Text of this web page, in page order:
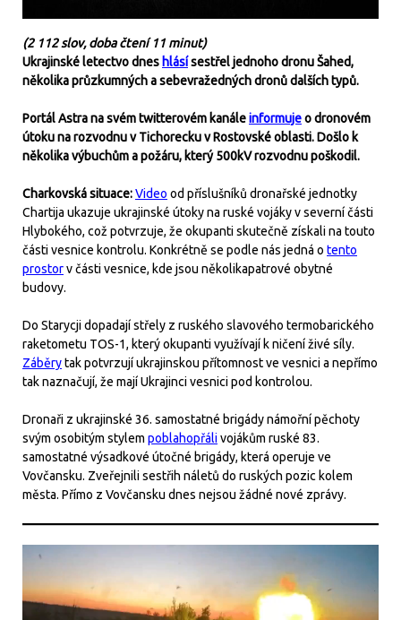
(2 112 slov, doba čtení 11 minut)
Ukrajinské letectvo dnes hlásísestřel jednoho dronu Šahed,
několika průzkumných a sebevražedných dronů dalších typů.
Portál Astra na svém twitterovém kanáleinformujeo dronovém
útoku na rozvodnu v Tichorecku v Rostovské oblasti. Došlo k
několika výbuchům a požáru, který 500kV rozvodnu poškodil.
Charkovská situace:Video od příslušníků dronařské jednotky
Chartija ukazuje ukrajinské útoky na ruské vojáky v severní části
Hlybokého, což potvrzuje, že okupanti skutečně získali na touto
části vesnice kontrolu. Konkrétně se podle nás jedná o tento
prostorv části vesnice, kde jsou několikapatrové obytné
budovy.
Do Starycji dopadají střely z ruského slavového termobarického
raketometu TOS-1, který okupanti využívají k ničení živé síly.
Záběrytak potvrzují ukrajinskou přítomnost ve vesnici a nepřímo
tak naznačují, že mají Ukrajinci vesnici pod kontrolou.
Dronaři z ukrajinské 36. samostatné brigády námořní pěchoty
svým osobitým stylem poblahopřálivojákům ruské 83.
samostatné výsadkové útočné brigády, která operuje ve
Vovčansku. Zveřejnili sestřih náletů do ruských pozic kolem
města. Přímo z Vovčansku dnes nejsou žádné nové zprávy.